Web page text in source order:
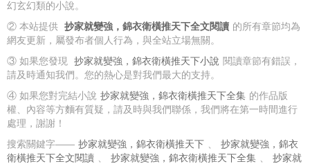
幻玄幻類的小說。
② 本站提供 抄家就變強，錦衣衛橫推天下全文閱讀 的所有章節均為
網友更新，屬發布者個人行為，與全站立場無關。
③ 如果您發現 抄家就變強，錦衣衛橫推天下小說 閱讀章節有錯誤，
請及時通知我們。您的熱心是對我們最大的支持。
④ 如果您對完結小說 抄家就變強，錦衣衛橫推天下全集 的作品版
權、內容等方麵有質疑，請及時與我們聯係，我們將在第一時間進行
處理，謝謝！
搜索關鍵字—— 抄家就變強，錦衣衛橫推天下 、
抄家就變強，錦衣
衛橫推天下全文閱讀 、 抄家就變強，錦衣衛橫推天下全集 、
抄家就